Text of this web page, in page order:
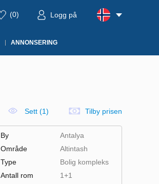
(0) Logg på
ANNONSERING
Sett (1) Tilby prisen
By
Antalya
Område
Altintash
Type
Bolig kompleks
Antall rom
1+1